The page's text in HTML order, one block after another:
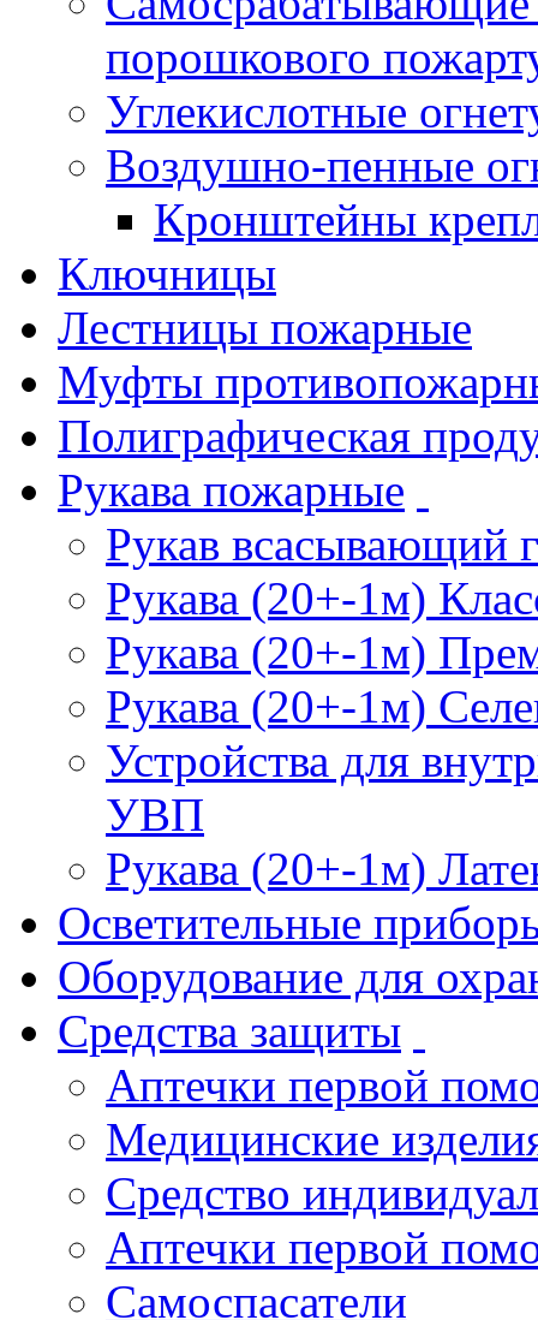
порошкового
Углекислотные
Воздушно-пенные
Кронштейны
Ключницы
Лестницы пожарные
Муфты
Полиграфическая
Рукава пожарные
Рукав всасывающий
Рукава (20+-1м)
Рукава (20+-1м)
Рукава (20+-1м)
Устройства для
УВП
Рукава (20+-1м)
Осветительные
Оборудование для
Средства защиты
Аптечки первой
Медицинские
Средство
Аптечки первой
Самоспасатели